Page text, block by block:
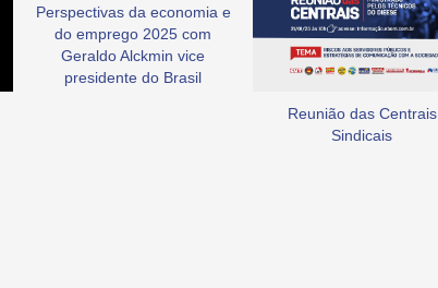
Perspectivas da economia e
do emprego 2025 com
Geraldo Alckmin vice
presidente do Brasil
Reunião das Centrais
Sindicais